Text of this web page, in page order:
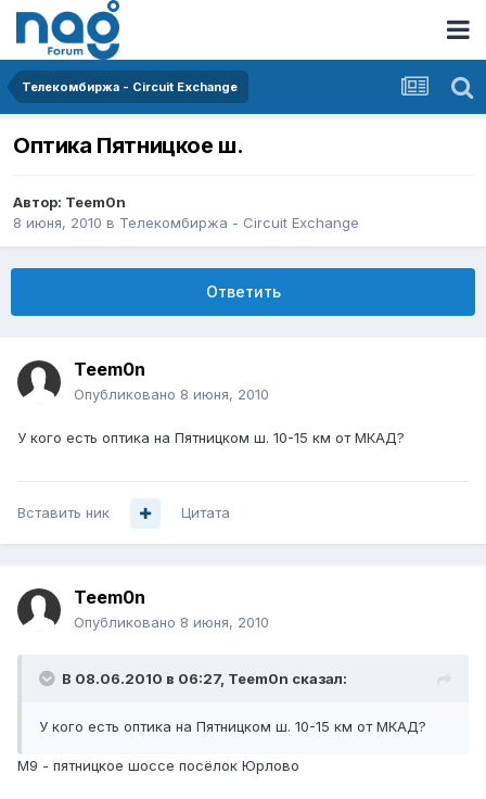
Телекомбиржа - Circuit Exchange
Оптика Пятницкое ш.
Автор: Teem0n
8 июня, 2010 в Телекомбиржа - Circuit Exchange
Ответить
Teem0n
Опубликовано 8 июня, 2010
У кого есть оптика на Пятницком ш. 10-15 км от МКАД?
Вставить ник Цитата
Teem0n
Опубликовано 8 июня, 2010
В 08.06.2010 в 06:27, Teem0n сказал:
У кого есть оптика на Пятницком ш. 10-15 км от МКАД?
М9 - пятницкое шоссе посёлок Юрлово